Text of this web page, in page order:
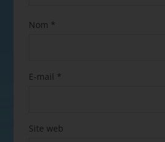
Nom *
E-mail *
Site web